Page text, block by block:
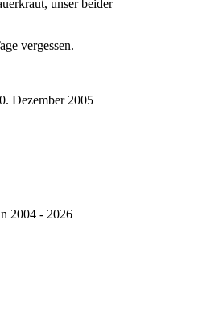
unser beider
vergessen.
Dezember 2005
2004 - 2026